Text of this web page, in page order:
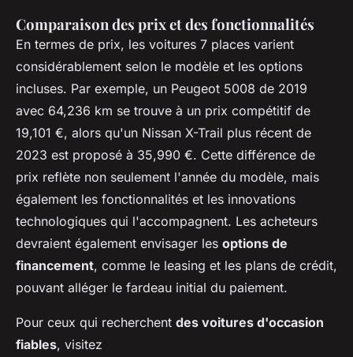
Comparaison des prix et des fonctionnalités
En termes de prix, les voitures 7 places varient
considérablement selon le modèle et les options
incluses. Par exemple, un Peugeot 5008 de 2019
avec 64,236 km se trouve à un prix compétitif de
19,101 €, alors qu'un Nissan X-Trail plus récent de
2023 est proposé à 35,990 €. Cette différence de
prix reflète non seulement l'année du modèle, mais
également les fonctionnalités et les innovations
technologiques qui l'accompagnent. Les acheteurs
devraient également envisager les options de
financement, comme le leasing et les plans de crédit,
pouvant alléger le fardeau initial du paiement.
Pour ceux qui recherchent des voitures d'occasion
fiables, visitez